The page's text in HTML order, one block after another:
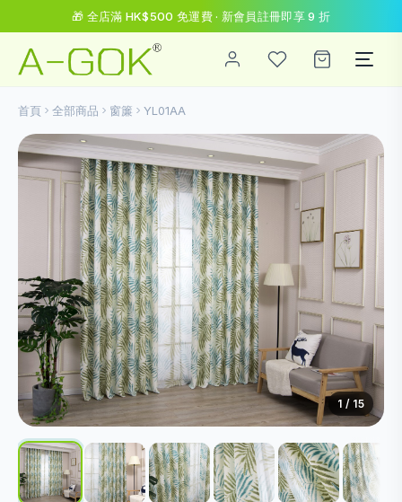
🎁 全店滿 HK$500 免運費 · 新會員註冊即享 9 折
首頁 全部商品 窗簾 YL01AA
1 / 15